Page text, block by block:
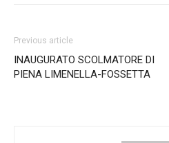
Previous article
INAUGURATO SCOLMATORE DI
PIENA LIMENELLA-FOSSETTA